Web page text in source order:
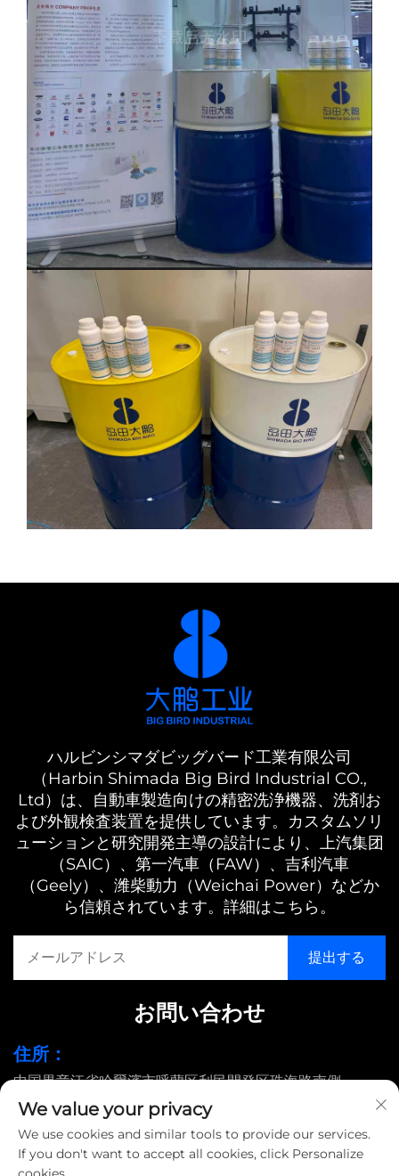
ハルビンシマダビッグバード工業有限公司
（Harbin Shimada Big Bird Industrial CO.,
Ltd）は、自動車製造向けの精密洗浄機器、洗剤お
よび外観検査装置を提供しています。カスタムソリ
ューションと研究開発主導の設計により、上汽集团
（SAIC）、第一汽車（FAW）、吉利汽車
（Geely）、潍柴動力（Weichai Power）などか
ら信頼されています。詳細はこちら。
お問い合わせ
住所：
中国黒竜江省哈爾濱市呼蘭区利民開発区珠海路南側
メールアドレス：
[email protected]
We value your privacy
We use cookies and similar tools to provide our services.
If you don't want to accept all cookies, click Personalize